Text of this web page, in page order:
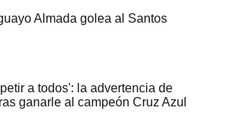
Almada golea al Santos
a todos': la advertencia de
ganarle al campeón Cruz Azul